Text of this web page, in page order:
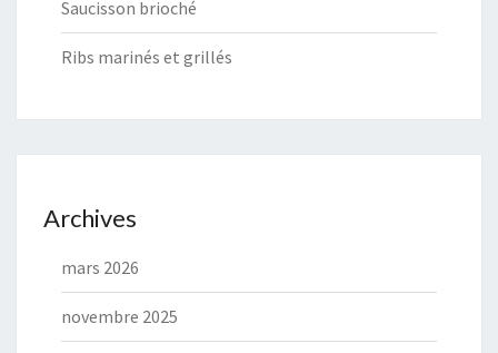
Saucisson brioché
Ribs marinés et grillés
Archives
mars 2026
novembre 2025